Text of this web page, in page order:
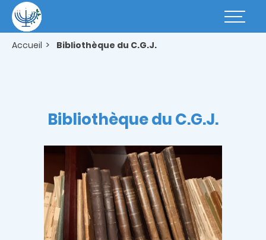
contenu
principal
Basculer
Accueil Bibliothèque du C.G.J.
Bibliothèque du C.G.J.